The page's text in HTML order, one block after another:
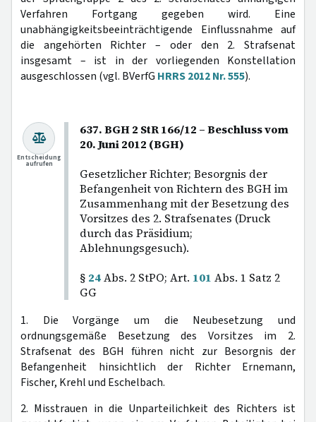
Verfahren Fortgang gegeben wird. Eine
unabhängigkeitsbeeinträchtigende Einflussnahme auf
die angehörten Richter – oder den 2. Strafsenat
insgesamt – ist in der vorliegenden Konstellation
ausgeschlossen (vgl. BVerfG HRRS 2012 Nr. 555).
637. BGH 2 StR 166/12 – Beschluss vom
20. Juni 2012 (BGH)
Gesetzlicher Richter; Besorgnis der
Befangenheit von Richtern des BGH im
Zusammenhang mit der Besetzung des
Vorsitzes des 2. Strafsenates (Druck
durch das Präsidium;
Ablehnungsgesuch).
§ 24Abs. 2 StPO; Art. 101 Abs. 1 Satz 2
GG
Entscheidung
aufrufen
1. Die Vorgänge um die Neubesetzung und
ordnungsgemäße Besetzung des Vorsitzes im 2.
Strafsenat des BGH führen nicht zur Besorgnis der
Befangenheit hinsichtlich der Richter Ernemann,
Fischer, Krehl und Eschelbach.
2. Misstrauen in die Unparteilichkeit des Richters ist